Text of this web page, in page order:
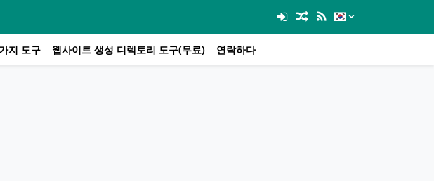
지 도구 웹사이트 생성 디렉토리 도구(무료) 연락하다